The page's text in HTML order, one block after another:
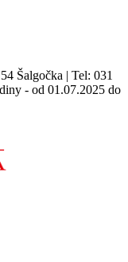
Šalgočka | Tel: 031
- od 01.07.2025 do